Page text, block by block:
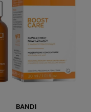
BANDI